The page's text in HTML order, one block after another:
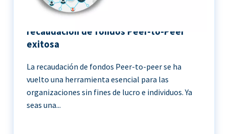
11 Mejores prácticas para una
recaudación de fondos Peer-to-Peer
exitosa
La recaudación de fondos Peer-to-peer se ha
vuelto una herramienta esencial para las
organizaciones sin fines de lucro e individuos. Ya
seas una...